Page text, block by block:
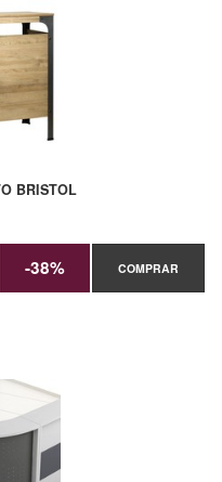
BRISTOL
-38% COMPRAR